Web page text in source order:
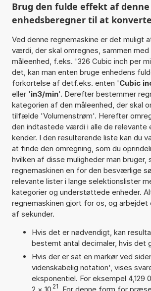
Brug den fulde effekt af denne
enhedsberegner til at
Ved denne regnemaskine er det muligt
værdi, der skal omregnes, sammen med
måleenhed, f.eks. '326 Cubic inch per
det, kan man enten bruge enhedens
forkortelse af detf.eks. enten 'Cubic
eller 'in3/min'. Derefter bestemmer
kategorien af den måleenhed, der skal
tilfælde 'Volumenstrøm'. Herefter
den indtastede værdi i alle de relevante
kender. I den resulterende liste kan du
at finde den omregning, som du
hvilken af disse muligheder man bruger,
regnemaskinen en for den besværlige
relevante lister i lange selektionslister
kategorier og understøttede enheder.
regnemaskinen gjort for os, og arbejdet
af sekunder.
Hvis det er nødvendigt, kan
bestemt antal decimaler, hvis det
Hvis der er sat en markør ved
videnskabelig notation', vises
eksponentiel. For eksempel 4,129
2 × 10 21 . For denne form for